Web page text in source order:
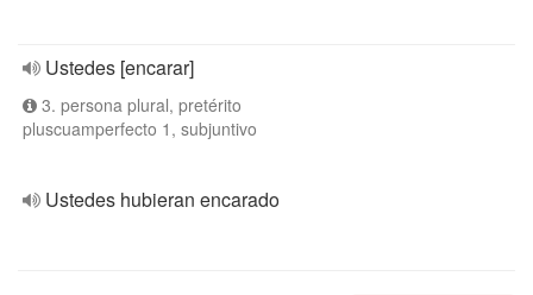
Ustedes [encarar]
3. persona plural, pretérito
pluscuamperfecto 1, subjuntivo
Ustedes hubieran encarado